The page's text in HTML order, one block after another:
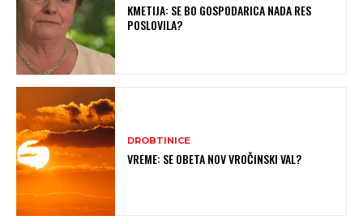
KMETIJA: SE BO GOSPODARICA NADA RES
POSLOVILA?
DROBTINICE
VREME: SE OBETA NOV VROČINSKI VAL?